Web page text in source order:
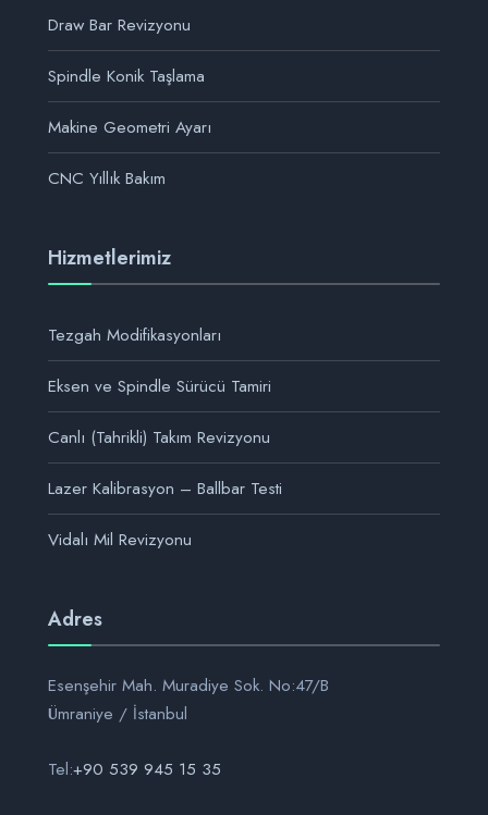
Draw Bar Revizyonu
Spindle Konik Taşlama
Makine Geometri Ayarı
CNC Yıllık Bakım
Hizmetlerimiz
Tezgah Modifikasyonları
Eksen ve Spindle Sürücü Tamiri
Canlı (Tahrikli) Takım Revizyonu
Lazer Kalibrasyon – Ballbar Testi
Vidalı Mil Revizyonu
Adres
Esenşehir Mah. Muradiye Sok. No:47/B
Ümraniye / İstanbul
Tel:+90 539 945 15 35